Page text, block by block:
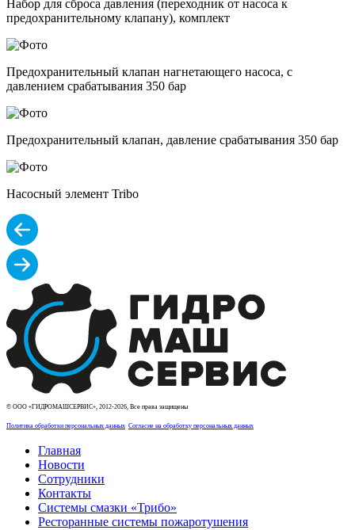
Набор для сброса давления (переходник от насоса к
предохранительному клапану), комплект
Предохранительный клапан нагнетающего насоса, с
давлением срабатывания 350 бар
Предохранительный клапан, давление срабатывания 350 бар
Насосный элемент Tribo
© ООО «ГИДРОМАШСЕРВИС», 2012-2026, Все права защищены
Политика обработки персональных данных Согласие на обработку персональных данных
Главная
Новости
Сотрудники
Контакты
Системы смазки «Трибо»
Ресторанные системы пожаротушения